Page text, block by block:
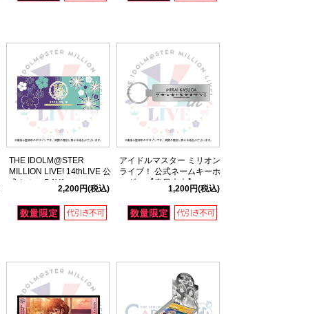
THE IDOLM@STER
MILLION LIVE! 14thLIVE 公
式タオル DAY1
2,200円(税込)
アイドルマスター ミリオン
ライブ！ 公式ネームキーホ
ルダー 【春日未来】
(14thLIVE ver.)1,200円(税込)